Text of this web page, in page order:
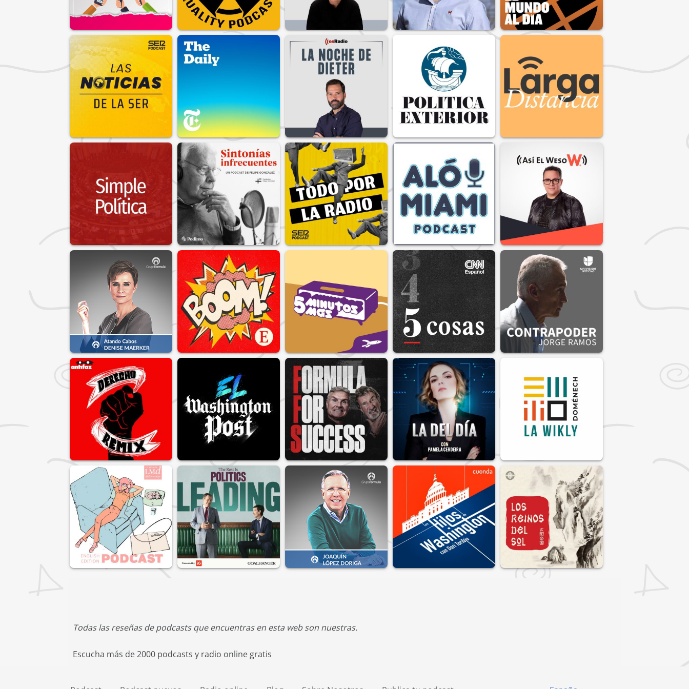
Todas las reseñas de podcasts que encuentras en esta web son nuestras.
Escucha más de 2000 podcasts y radio online gratis